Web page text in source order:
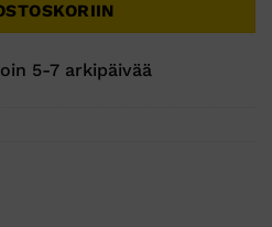
5-7 arkipäivää